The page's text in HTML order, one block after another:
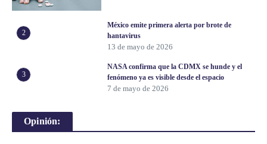
2
México emite primera alerta por brote de
hantavirus
13 de mayo de 2026
3
NASA confirma que la CDMX se hunde y el
fenómeno ya es visible desde el espacio
7 de mayo de 2026
Opinión: